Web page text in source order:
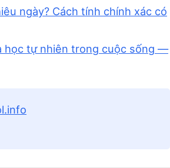
ngày? Cách tính chính xác có
học tự nhiên trong cuộc sống —